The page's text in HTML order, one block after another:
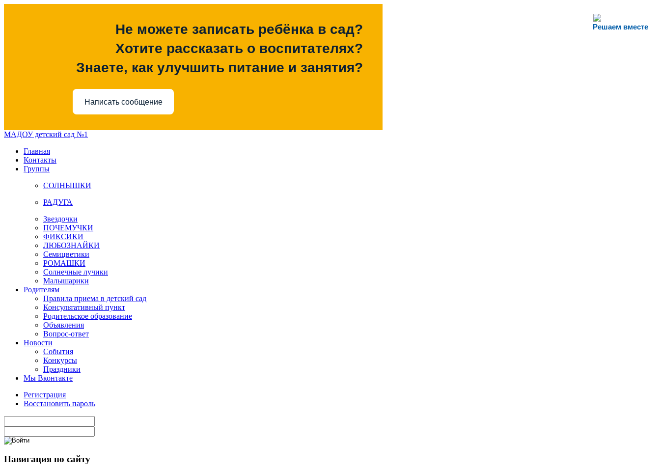
Решаем вместе
Не можете записать ребёнка в сад?
Хотите рассказать о воспитателях?
Знаете, как улучшить питание и занятия?
Написать сообщение
МАДОУ детский сад №1
Главная
Контакты
Группы
СОЛНЫШКИ
РАДУГА
Звездочки
ПОЧЕМУЧКИ
ФИКСИКИ
ЛЮБОЗНАЙКИ
Семицветики
РОМАШКИ
Солнечные лучики
Малышарики
Родителям
Правила приема в детский сад
Консультативный пункт
Родительское образование
Объявления
Вопрос-ответ
Новости
События
Конкурсы
Праздники
Мы Вконтакте
Регистрация
Восстановить пароль
Навигация по сайту